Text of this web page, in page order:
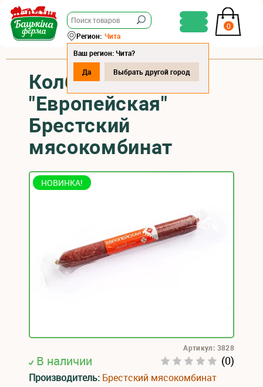
0
Регион: Чита
Ваш регион: Чита?
Да
Выбрать другой город
Колбаса
"Европейская"
Брестский
мясокомбинат
НОВИНКА!
В наличии (0)
Артикул: 3828
Производитель: Брестский мясокомбинат